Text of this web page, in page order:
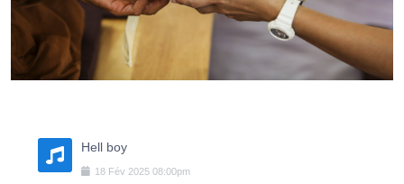
Hell boy
18 Fév 2025 08:00pm